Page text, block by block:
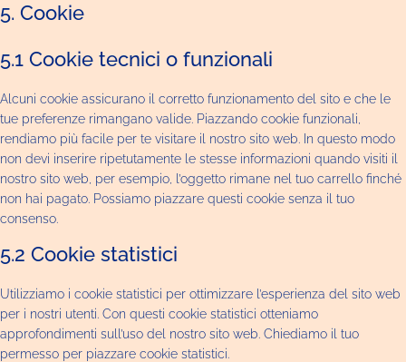
5. Cookie
5.1 Cookie tecnici o funzionali
Alcuni cookie assicurano il corretto funzionamento del sito e che le
tue preferenze rimangano valide. Piazzando cookie funzionali,
rendiamo più facile per te visitare il nostro sito web. In questo modo
non devi inserire ripetutamente le stesse informazioni quando visiti il
nostro sito web, per esempio, l’oggetto rimane nel tuo carrello finché
non hai pagato. Possiamo piazzare questi cookie senza il tuo
consenso.
5.2 Cookie statistici
Utilizziamo i cookie statistici per ottimizzare l’esperienza del sito web
per i nostri utenti. Con questi cookie statistici otteniamo
approfondimenti sull’uso del nostro sito web. Chiediamo il tuo
permesso per piazzare cookie statistici.